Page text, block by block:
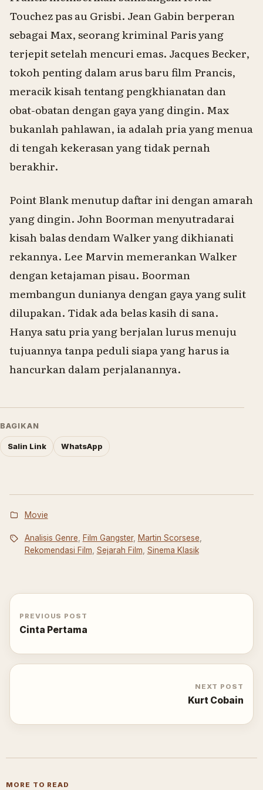
Touchez pas au Grisbi. Jean Gabin berperan
sebagai Max, seorang kriminal Paris yang
terjepit setelah mencuri emas. Jacques Becker,
tokoh penting dalam arus baru film Prancis,
meracik kisah tentang pengkhianatan dan
obat-obatan dengan gaya yang dingin. Max
bukanlah pahlawan, ia adalah pria yang menua
di tengah kekerasan yang tidak pernah
berakhir.
Point Blankmenutup daftar ini dengan amarah
yang dingin. John Boorman menyutradarai
kisah balas dendam Walker yang dikhianati
rekannya. Lee Marvin memerankan Walker
dengan ketajaman pisau. Boorman
membangun dunianya dengan gaya yang sulit
dilupakan. Tidak ada belas kasih di sana.
Hanya satu pria yang berjalan lurus menuju
tujuannya tanpa peduli siapa yang harus ia
hancurkan dalam perjalanannya.
BAGIKAN
Salin Link WhatsApp
Movie
Analisis Genre Film Gangster, Martin Scorsese
Rekomendasi Film Sejarah Film Sinema Klasik
PREVIOUS POST
Cinta Pertama
NEXT POST
Kurt Cobain
MORE TO READ